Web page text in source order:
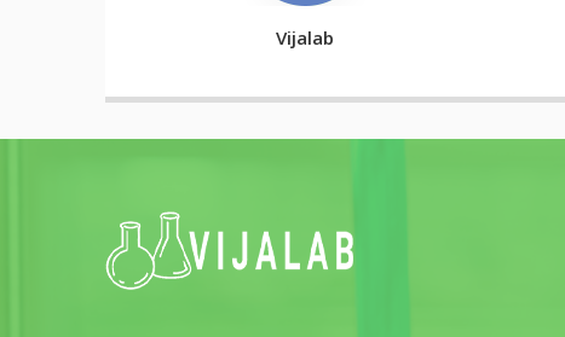
Vijalab